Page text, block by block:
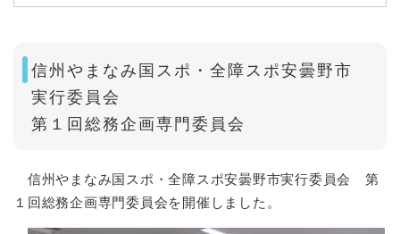
信州やまなみ国スポ・全障スポ安曇野市
実行委員会
第１回総務企画専門委員会
信州やまなみ国スポ・全障スポ安曇野市実行委員会 第
１回総務企画専門委員会を開催しました。